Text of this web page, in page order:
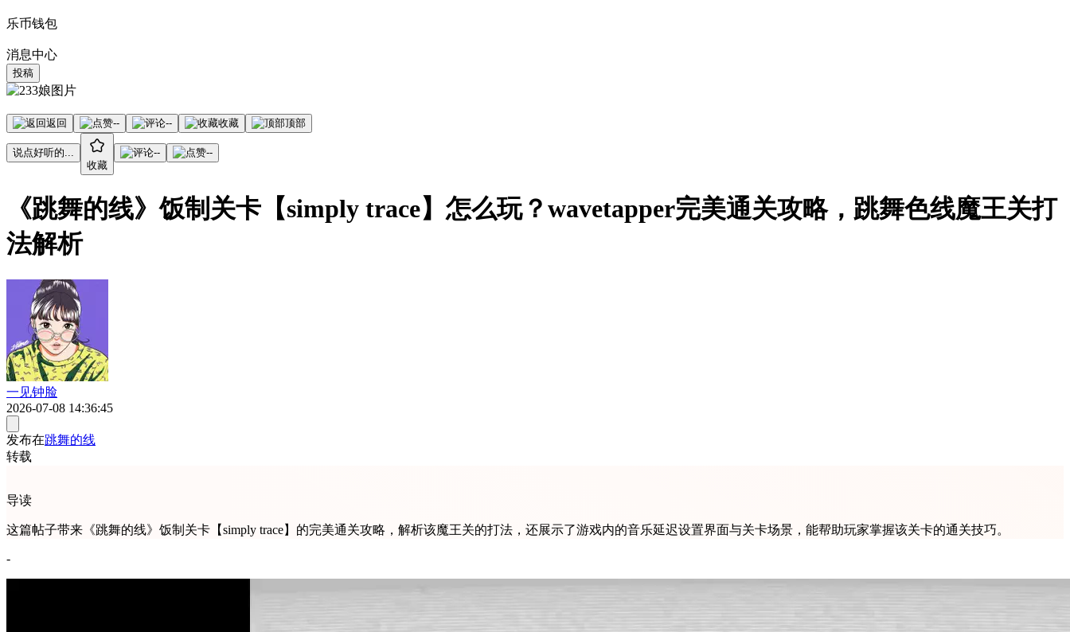
乐币钱包
消息中心
投稿
返回 -- -- 收藏 顶部
说点好听的...
收藏
-- --
《跳舞的线》饭制关卡【simply trace】怎么玩？wavetapper完美通关攻略，跳舞色线魔王关打
法解析
一见钟脸
2026-07-08 14:36:45
发布在跳舞的线
转载
导读
这篇帖子带来《跳舞的线》饭制关卡【simply trace】的完美通关攻略，解析该魔王关的打法，还展示了游戏内的音乐延迟设置界面与关卡场景，能帮助玩家掌握该关卡的通关技巧。
-